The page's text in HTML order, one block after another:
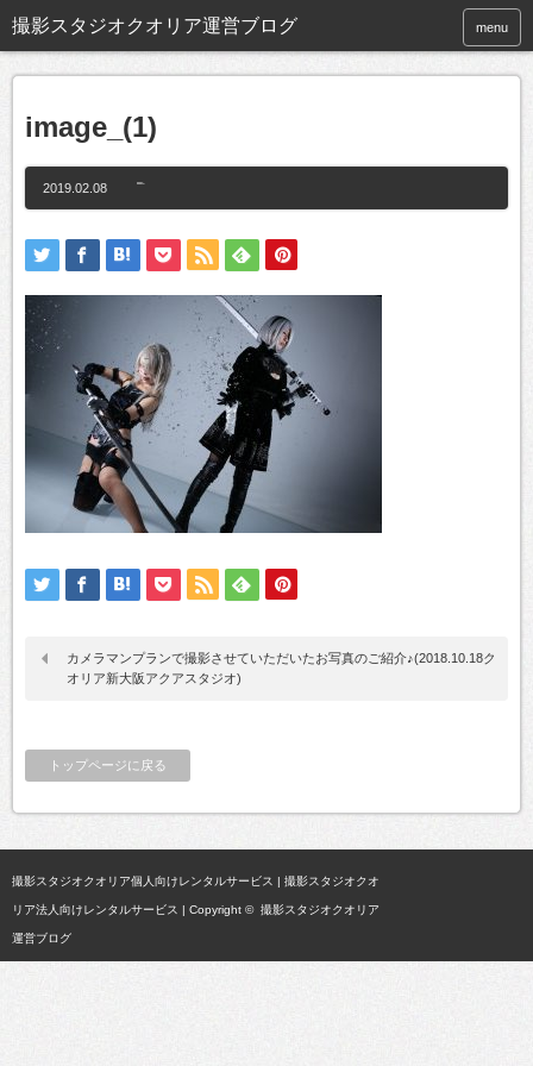
撮影スタジオクオリア運営ブログ menu
image_(1)
2019.02.08
カメラマンプランで撮影させていただいたお写真のご紹介♪(2018.10.18ク
オリア新大阪アクアスタジオ)
トップページに戻る
撮影スタジオクオリア個人向けレンタルサービス | 撮影スタジオクオ
リア法人向けレンタルサービス | Copyright © 撮影スタジオクオリア
運営ブログ